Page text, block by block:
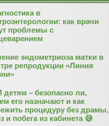
в
как врачи
проблемы с
эндометриоза матки в
репродукции «Линия
детям – безопасно ли,
его назначают и как
процедуру без драмы,
и побега из кабинета 😅